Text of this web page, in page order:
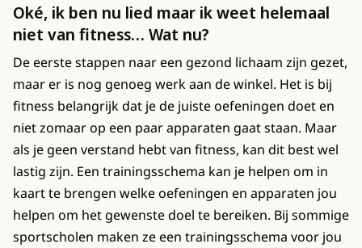
Oké, ik ben nu lied maar ik weet helemaal
niet van fitness… Wat nu?
De eerste stappen naar een gezond lichaam zijn gezet,
maar er is nog genoeg werk aan de winkel. Het is bij
fitness belangrijk dat je de juiste oefeningen doet en
niet zomaar op een paar apparaten gaat staan. Maar
als je geen verstand hebt van fitness, kan dit best wel
lastig zijn. Een trainingsschema kan je helpen om in
kaart te brengen welke oefeningen en apparaten jou
helpen om het gewenste doel te bereiken. Bij sommige
sportscholen maken ze een trainingsschema voor jou